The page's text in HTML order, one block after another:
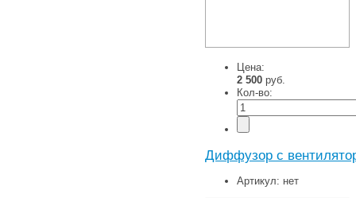
Цена:
2 500 руб.
Кол-во:
Диффузор с
Артикул: нет